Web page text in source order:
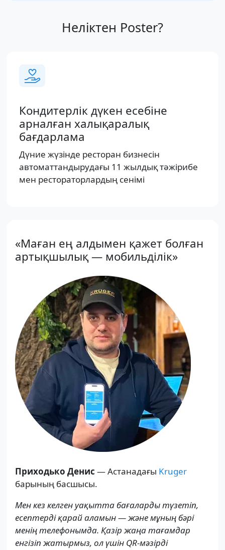
Неліктен Poster?
Кондитерлік дүкен есебіне
арналған халықаралық
бағдарлама
Дүние жүзінде ресторан бизнесін
автоматтандырудағы 11 жылдық тәжірибе
мен рестораторлардың сенімі
«Маған ең алдымен қажет болған
артықшылық — мобильділік»
Приходько Денис — Астанадағы Kruger
барының басшысы.
Мен кез келген уақытта бағаларды түзетіп,
есептерді қарай аламын — және мұның бәрі
менің телефонымда. Қазір жаңа тағамдар
енгізіп жатырмыз, ол үшін QR-мәзірді